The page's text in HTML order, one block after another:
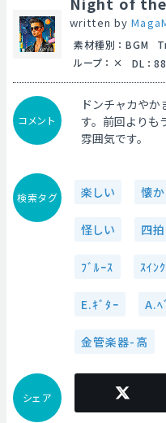
written by
素材種別 ： BGM
ループ ： DL ：
コメント
ドンチャカや
す。前回よりも
雰囲気です。
検索タグ 楽しい 懐
怪しい 四
ﾌﾞﾙｰｽ ｽｲﾝｸ
E.ｷﾞﾀｰ A.ﾍ
金管楽器-高
シェア